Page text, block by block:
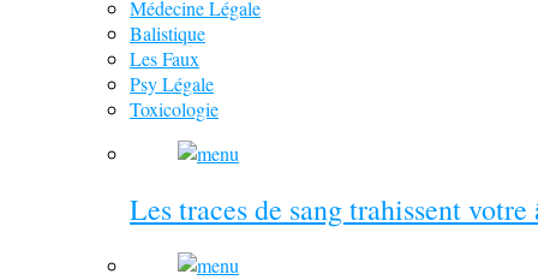
Médecine Légale
Balistique
Les Faux
Psy Légale
Toxicologie
Les traces de sang trahissent votre